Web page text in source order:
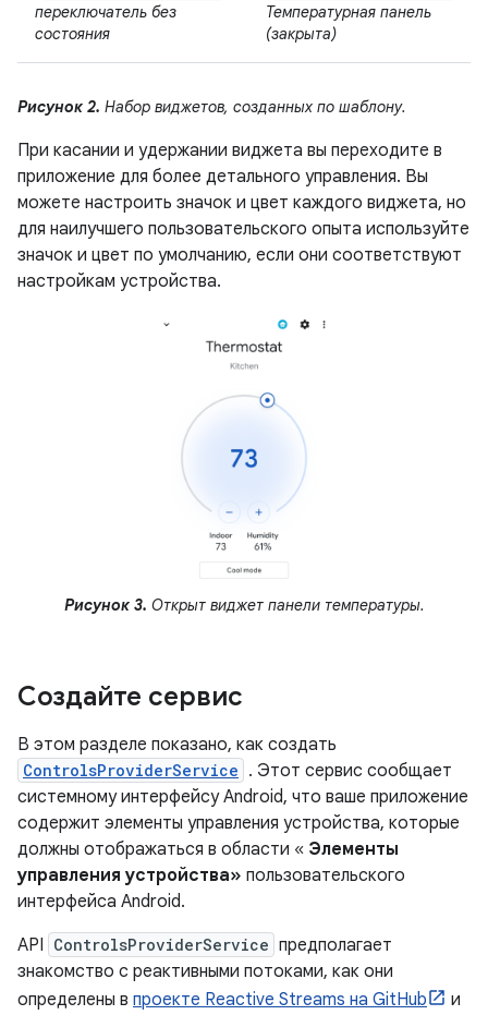
переключатель без
состояния
Температурная панель
(закрыта)
Рисунок 2. Набор виджетов, созданных по шаблону.
При касании и удержании виджета вы переходите в
приложение для более детального управления. Вы
можете настроить значок и цвет каждого виджета, но
для наилучшего пользовательского опыта используйте
значок и цвет по умолчанию, если они соответствуют
настройкам устройства.
Рисунок 3. Открыт виджет панели температуры.
Создайте сервис
В этом разделе показано, как создать
ControlsProviderService . Этот сервис сообщает
системному интерфейсу Android, что ваше приложение
содержит элементы управления устройства, которые
должны отображаться в области « Элементы
управления устройства» пользовательского
интерфейса Android.
API ControlsProviderService предполагает
знакомство с реактивными потоками, как они
определены в проекте Reactive Streams на GitHub
и